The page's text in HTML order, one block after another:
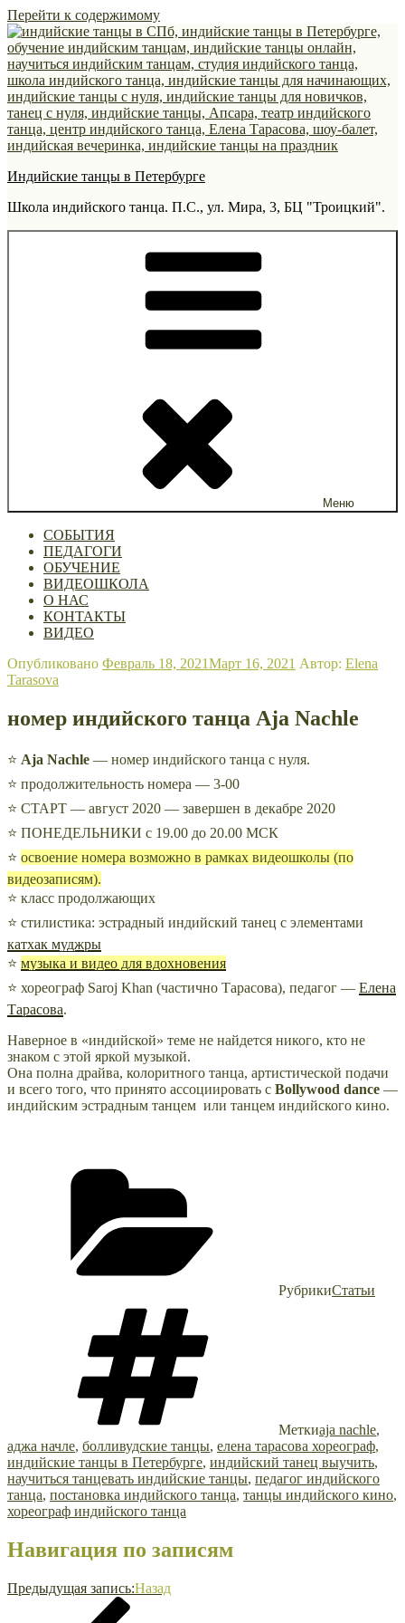
Перейти к содержимому
Индийские танцы в Петербурге
Школа индийского танца. П.С., ул. Мира, 3, БЦ "Троицкий".
Меню
СОБЫТИЯ
ПЕДАГОГИ
ОБУЧЕНИЕ
ВИДЕОШКОЛА
О НАС
КОНТАКТЫ
ВИДЕО
Опубликовано Февраль 18, 2021Март 16, 2021 Автор: Elena
Tarasova
номер индийского танца Aja Nachle
⭐ Aja Nachle — номер индийского танца с нуля.
⭐ продолжительность номера — 3-00
⭐ СТАРТ — август 2020 — завершен в декабре 2020
⭐ ПОНЕДЕЛЬНИКИ с 19.00 до 20.00 МСК
⭐ освоение номера возможно в рамках видеошколы (по
видеозаписям).
⭐ класс продолжающих
⭐ стилистика: эстрадный индийский танец с элементами
катхак муджры
⭐ музыка и видео для вдохновения
⭐ хореограф Saroj Khan (частично Тарасова), педагог — Елена
Тарасова.
Наверное в «индийской» теме не найдется никого, кто не
знаком с этой яркой музыкой.
Она полна драйва, колоритного танца, артистической подачи
и всего того, что принято ассоциировать с Bollywood dance —
индийским эстрадным танцем или танцем индийского кино.
РубрикиСтатьи
Меткиaja nachle,
аджа начле, болливудские танцы, елена тарасова хореограф,
индийские танцы в Петербурге, индийский танец выучить,
научиться танцевать индийские танцы, педагог индийского
танца, постановка индийского танца, танцы индийского кино,
хореограф индийского танца
Навигация по записям
Предыдущая запись:Назад